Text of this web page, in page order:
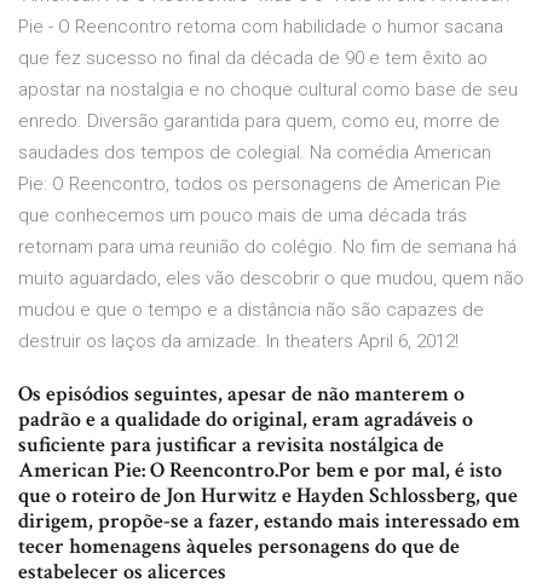
Pie - O Reencontro retoma com habilidade o humor sacana
que fez sucesso no final da década de 90 e tem êxito ao
apostar na nostalgia e no choque cultural como base de seu
enredo. Diversão garantida para quem, como eu, morre de
saudades dos tempos de colegial. Na comédia American
Pie: O Reencontro, todos os personagens de American Pie
que conhecemos um pouco mais de uma década trás
retornam para uma reunião do colégio. No fim de semana há
muito aguardado, eles vão descobrir o que mudou, quem não
mudou e que o tempo e a distância não são capazes de
destruir os laços da amizade. In theaters April 6, 2012!
Os episódios seguintes, apesar de não manterem o
padrão e a qualidade do original, eram agradáveis o
suficiente para justificar a revisita nostálgica de
American Pie: O Reencontro.Por bem e por mal, é isto
que o roteiro de Jon Hurwitz e Hayden Schlossberg, que
dirigem, propõe-se a fazer, estando mais interessado em
tecer homenagens àqueles personagens do que de
estabelecer os alicerces